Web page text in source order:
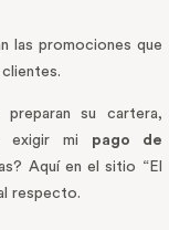
las promociones que
preparan su cartera,
exigir mi
pago de
Aquí en el sitio “El
respecto.